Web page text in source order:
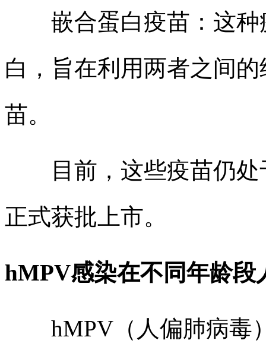
嵌合蛋白疫苗：这种
白，旨在利用两者之间
苗。
目前，这些疫苗仍处
正式获批上市。
hMPV感染在不同年龄段
hMPV（人偏肺病毒